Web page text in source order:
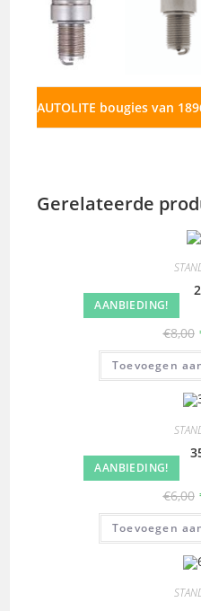
AUTOLITE bougies van
Gerelateerde
AANBIEDING!
€8,00
Toevoegen
AANBIEDING!
€6,00
Toevoegen